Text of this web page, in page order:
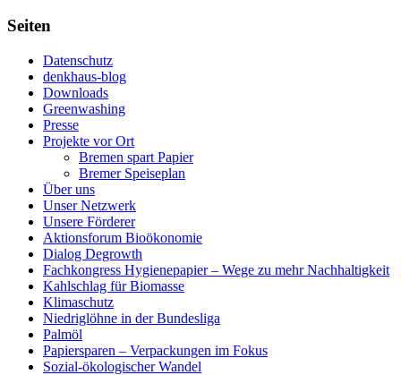
Seiten
Datenschutz
denkhaus-blog
Downloads
Greenwashing
Presse
Projekte vor Ort
Bremen spart Papier
Bremer Speiseplan
Über uns
Unser Netzwerk
Unsere Förderer
Aktionsforum Bioökonomie
Dialog Degrowth
Fachkongress Hygienepapier – Wege zu mehr Nachhaltigkeit
Kahlschlag für Biomasse
Klimaschutz
Niedriglöhne in der Bundesliga
Palmöl
Papiersparen – Verpackungen im Fokus
Sozial-ökologischer Wandel